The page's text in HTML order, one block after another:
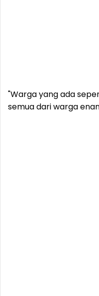
"Warga yang ada
semua dari warga